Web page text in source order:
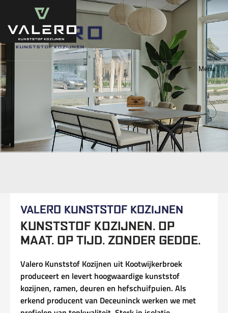
Menu
VALERO KUNSTSTOF KOZIJNEN
KUNSTSTOF KOZIJNEN. OP
MAAT. OP TIJD. ZONDER GEDOE.
Valero Kunststof Kozijnen uit Kootwijkerbroek
produceert en levert hoogwaardige kunststof
kozijnen, ramen, deuren en hefschuifpuien. Als
erkend producent van Deceuninck werken we met